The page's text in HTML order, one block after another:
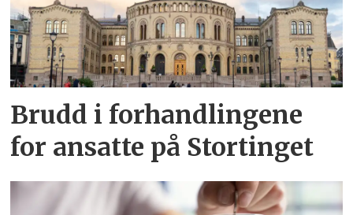
Brudd i forhandlingene
for ansatte på Stortinget